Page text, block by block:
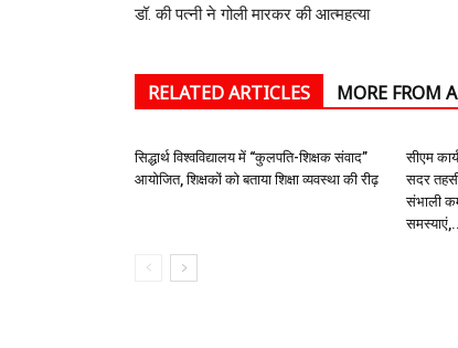
डॉ. की पत्नी ने गोली मारकर की आत्महत्या
RELATED ARTICLES MORE FROM
सिद्धार्थ विश्वविद्यालय में “कुलपति-शिक्षक संवाद”
आयोजित, शिक्षकों को बताया शिक्षा व्यवस्था की रीढ़
सीएम
सदर
संभाली